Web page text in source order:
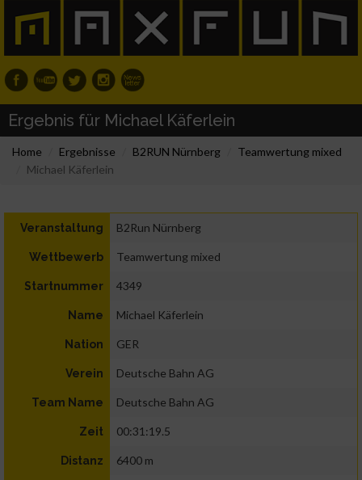
Ergebnis für Michael Käferlein
Home Ergebnisse B2RUN Nürnberg
Teamwertung mixed
Michael Käferlein
Veranstaltung B2Run Nürnberg
Wettbewerb Teamwertung mixed
Startnummer 4349
Name Michael Käferlein
Nation GER
Verein Deutsche Bahn AG
Team Name Deutsche Bahn AG
Zeit 00:31:19.5
Distanz 6400 m